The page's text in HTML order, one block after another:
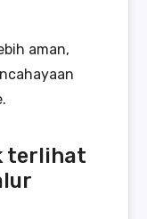
aman,
terlihat